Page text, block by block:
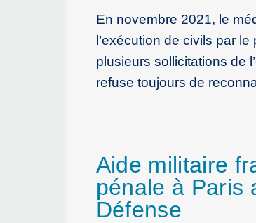
En novembre 2021, le
l’exécution de civils par
plusieurs sollicitations de
refuse toujours de
Aide militaire
pénale à Paris
Défense